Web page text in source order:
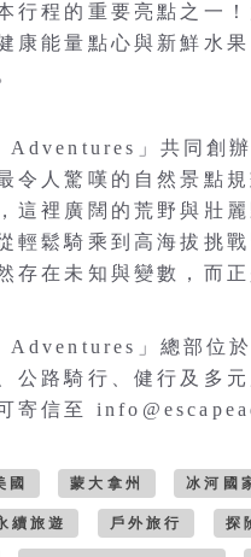
行程的重要亮點之一
康能量點心與新鮮水
Adventures」共同創
令人驚嘆的自然景點
這裡廣闊的荒野與壯
輕鬆騎乘到高海拔挑
存在未知與變數，而
Adventures」總部位
公路騎行、健行及多
寄信至
國 蒙大拿州 冰河國
續旅遊 戶外旅行 探